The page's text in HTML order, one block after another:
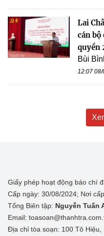
Lai
cán
quyền
Bùi
12:07
Giấy phép hoạt động báo chí
Cấp ngày: 30/08/2024; Nơi
Tổng Biên tập: Nguyễn Tuấn
Email:
Địa chỉ tòa soạn: 100 Tô Hiệu,